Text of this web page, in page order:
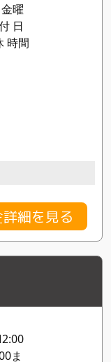
曜
日
時間
細を見る
ま